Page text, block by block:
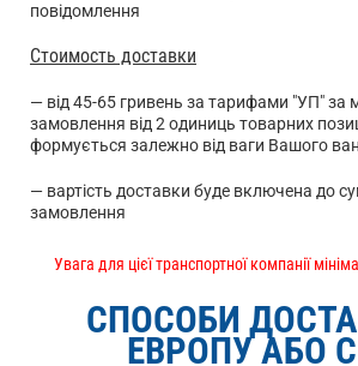
повідомлення
Стоимость доставки
— від 45-65 гривень за тарифами "УП" за
замовлення від 2 одиниць товарних
формується залежно від ваги Вашого
— вартість доставки буде включена до
замовлення
Увага для цієї транспортної компанії
СПОСОБИ
ЕВРОПУ АБО